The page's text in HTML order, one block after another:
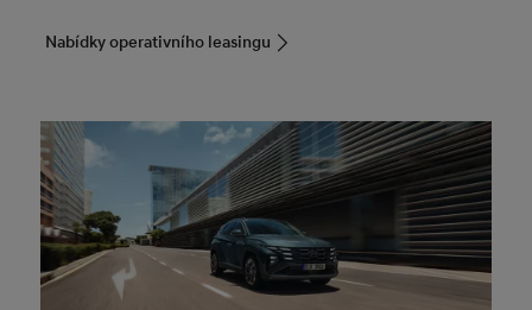
Nabídky operativního leasingu